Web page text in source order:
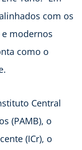
com os
modernos
como o
Central
(PAMB), o
(ICr), o